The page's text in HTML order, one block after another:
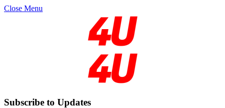
Close Menu
Subscribe to Updates